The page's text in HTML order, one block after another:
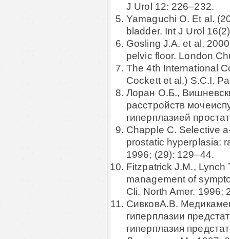
J Urol 12: 226–232.
Yamaguchi O. Et al.
bladder. Int J Urol
Gosling J.A. et al,
pelvic floor. London
The 4th International
Cockett et al.) S.C.I.
Лоран О.Б.,
расстройств
гиперплазией
Chapple C. Selective
prostatic hyperplasia:
1996; (29): 129–44.
Fitzpatrick J.M., Lynch
management of
Cli. North Amer. 1996;
СивковА.В.
гиперплазии
гиперплазия